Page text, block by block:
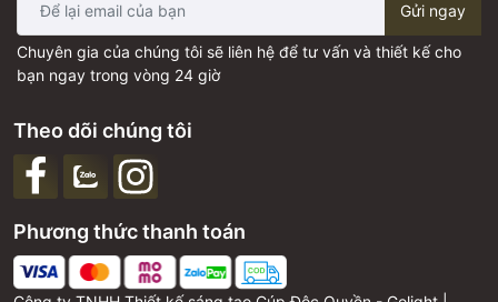
Gửi ngay
Chuyên gia của chúng tôi sẽ liên hệ để tư vấn và thiết kế cho
bạn ngay trong vòng 24 giờ
Phương thức thanh toán
Theo dõi chúng tôi